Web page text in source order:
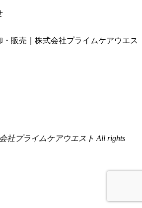
社プライムケアウエスト All rights